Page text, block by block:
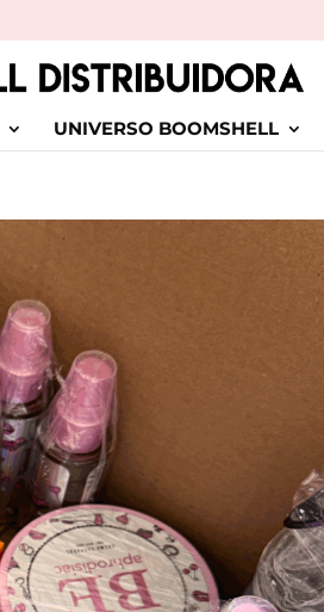
UNIVERSO BOOMSHELL